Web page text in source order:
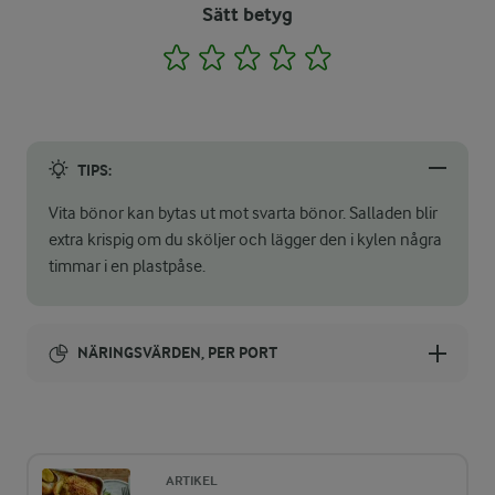
Sätt betyg
1 2 3 4
TIPS:
Vita bönor kan bytas ut mot svarta bönor. Salladen blir
extra krispig om du sköljer och lägger den i kylen några
timmar i en plastpåse.
NÄRINGSVÄRDEN, PER PORT
ARTIKEL